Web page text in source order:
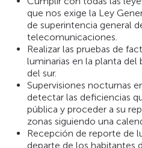
que nos exige la Ley
de superintencia general
telecomunicaciones.
Realizar las pruebas de
luminarias en la planta
del sur.
Supervisiones nocturnas
detectar las deficiencias
pública y proceder a su
zonas siguiendo una
Recepción de reporte de
departe de los habitantes